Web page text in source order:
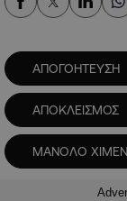
ΑΠΟΓΟΗΤΕΥΣΗ
ΑΠΟΚΛΕΙΣΜΟΣ
ΜΑΝΟΛΟ